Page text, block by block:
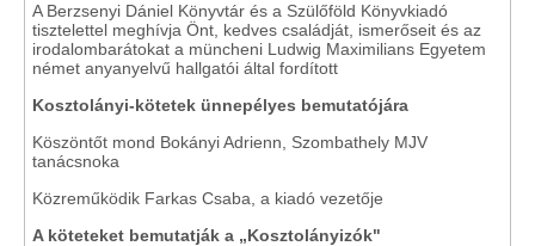
A Berzsenyi Dániel Könyvtár és a Szülőföld Könyvkiadó
tisztelettel meghívja Önt, kedves családját, ismerőseit és az
irodalombarátokat a müncheni Ludwig Maximilians Egyetem
német anyanyelvű hallgatói által fordított
Kosztolányi-kötetek ünnepélyes bemutatójára
Köszöntőt mond Bokányi Adrienn, Szombathely MJV
tanácsnoka
Közreműködik Farkas Csaba, a kiadó vezetője
A köteteket bemutatják a „Kosztolányizók"